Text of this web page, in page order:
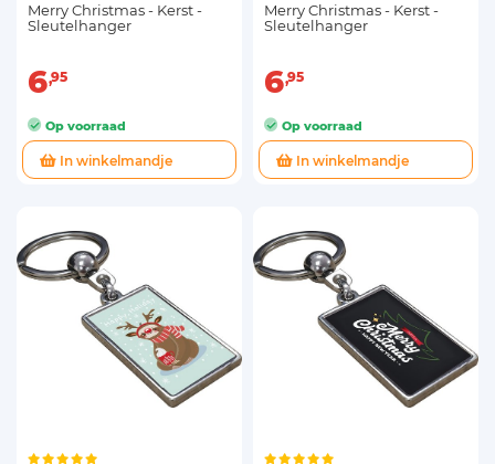
Merry Christmas - Kerst -
Sleutelhanger
6 95
Op voorraad
In winkelmandje
Merry Christmas - Kerst -
Sleutelhanger
6 95
Op voorraad
In winkelmandje